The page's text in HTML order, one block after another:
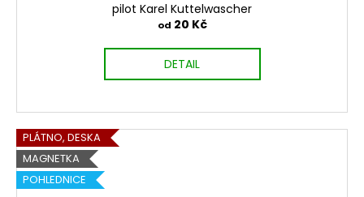
pilot Karel Kuttelwascher
od 20 Kč
DETAIL
PLÁTNO, DESKA
MAGNETKA
POHLEDNICE